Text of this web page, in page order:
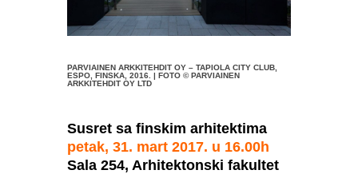
PARVIAINEN ARKKITEHDIT OY – TAPIOLA CITY CLUB,
ESPO, FINSKA, 2016. | FOTO © PARVIAINEN
ARKKITEHDIT OY LTD
Susret sa finskim arhitektima
petak, 31. mart 2017. u 16.00h
Sala 254, Arhitektonski fakultet